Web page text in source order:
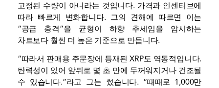
고정된 수량이 아니라는 것입니다. 가격과 인센티브에
따라 빠르게 변화합니다. 그의 견해에 따르면 이는
“공급 충격”을 균형이 하향 추세임을 암시하는
차트보다 훨씬 더 높은 기준으로 만듭니다.
“따라서 판매용 주문장에 등재된 XRP도 역동적입니다.
탄력성이 있어 앞뒤로 몇 초 만에 두꺼워지거나 건조될
수 있습니다.”라고 그는 썼습니다. “때때로 1,000만